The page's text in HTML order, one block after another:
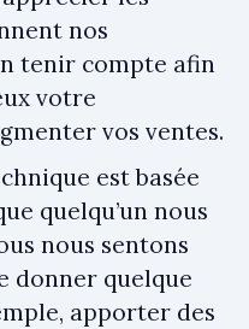
nos
tenir compte afin
votre
vos ventes.
est basée
quelqu’un nous
nous sentons
donner quelque
apporter des